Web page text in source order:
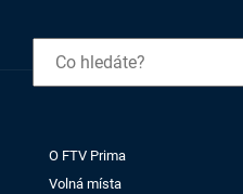
O FTV Prima
Volná místa